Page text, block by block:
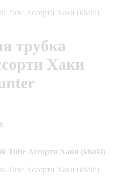
трубка
Хаки
Tube Ассорти Хаки (khaki)